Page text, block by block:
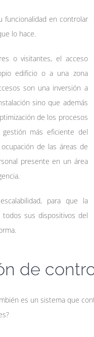
funcionalidad en controlar
lo hace.
o visitantes, el acceso
edificio o a una zona
son una inversión a
sino que además
de los procesos
más eficiente del
de las áreas de
presente en un área
para que la
sus dispositivos del
de
es un sistema que